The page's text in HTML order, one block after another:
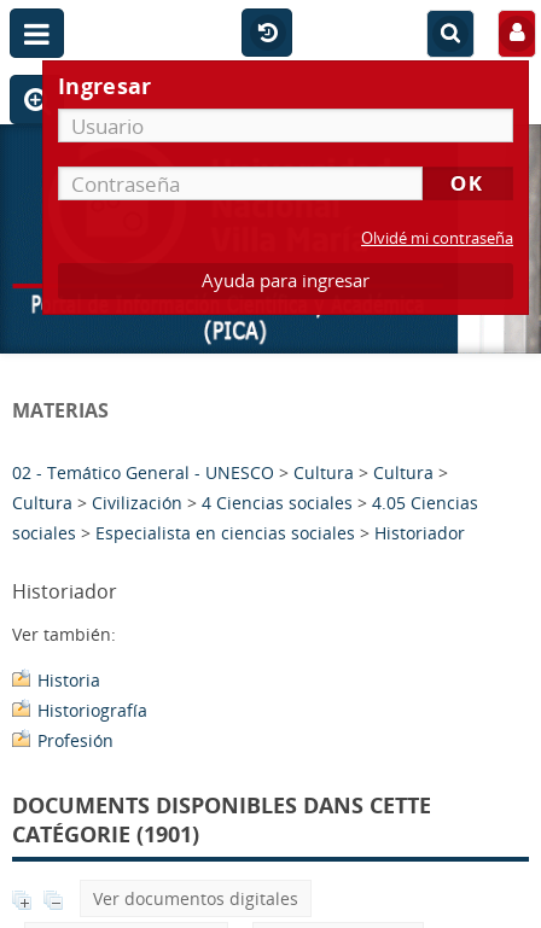
Ingresar
Olvidé mi contraseña
Ayuda para ingresar
MATERIAS
02 - Temático General - UNESCO > Cultura > Cultura >
Cultura > Civilización > 4 Ciencias sociales > 4.05 Ciencias
sociales > Especialista en ciencias sociales > Historiador
Historiador
Ver también:
Historia
Historiografía
Profesión
DOCUMENTS DISPONIBLES DANS CETTE
CATÉGORIE (1901)
Ver documentos digitales